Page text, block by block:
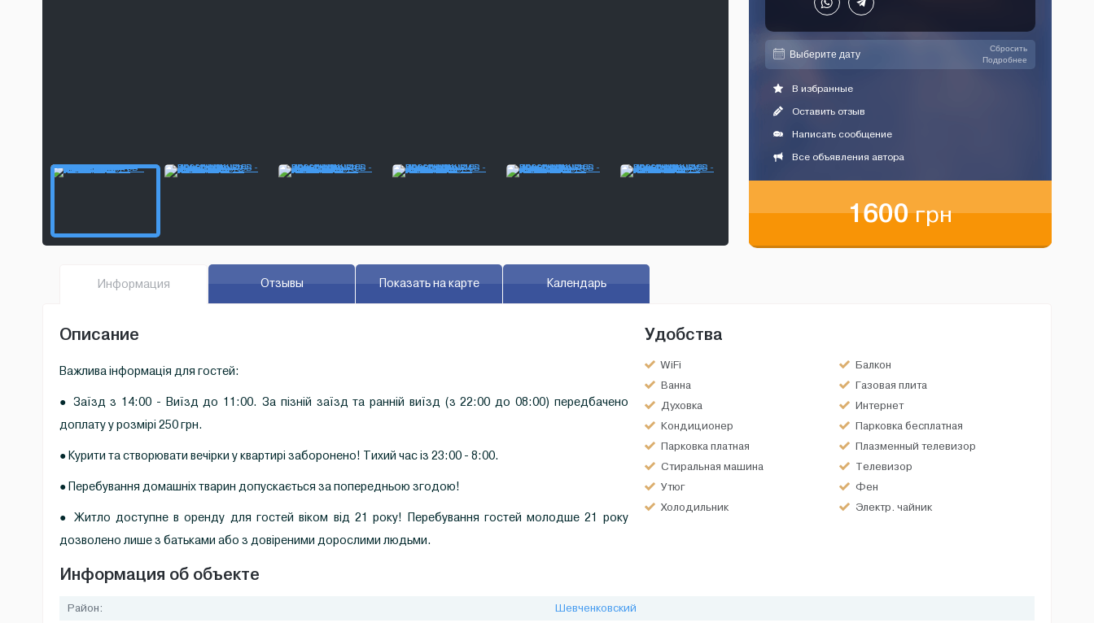
Сбросить
Подробнее
В избранные
Оставить отзыв
Написать сообщение
Все объявления автора
1600грн
Информация Отзывы Показать на карте Календарь
Описание
Важлива інформація для гостей:
● Заїзд з 14:00 - Виїзд до 11:00. За пізній заїзд та ранній виїзд (з 22:00 до 08:00) передбачено
доплату у розмірі 250 грн.
● Курити та створювати вечірки у квартирі заборонено! Тихий час із 23:00 - 8:00.
● Перебування домашніх тварин допускається за попередньою згодою!
● Житло доступне в оренду для гостей віком від 21 року! Перебування гостей молодше 21 року
дозволено лише з батьками або з довіреними дорослими людьми.
Удобства
WiFi
Балкон
Ванна
Газовая плита
Духовка
Интернет
Кондиционер
Парковка бесплатная
Парковка платная
Плазменный телевизор
Стиральная машина
Телевизор
Утюг
Фен
Холодильник
Электр. чайник
Информация об объекте
Район:
Шевченковский